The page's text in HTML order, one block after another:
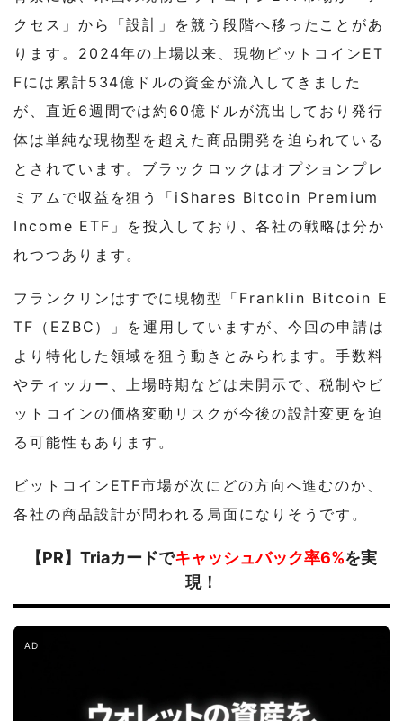
クセス」から「設計」を競う段階へ移ったことがあ
ります。2024年の上場以来、現物ビットコインET
Fには累計534億ドルの資金が流入してきました
が、直近6週間では約60億ドルが流出しており発行
体は単純な現物型を超えた商品開発を迫られている
とされています。ブラックロックはオプションプレ
ミアムで収益を狙う「iShares Bitcoin Premium
Income ETF」を投入しており、各社の戦略は分か
れつつあります。
フランクリンはすでに現物型「Franklin Bitcoin E
TF（EZBC）」を運用していますが、今回の申請は
より特化した領域を狙う動きとみられます。手数料
やティッカー、上場時期などは未開示で、税制やビ
ットコインの価格変動リスクが今後の設計変更を迫
る可能性もあります。
ビットコインETF市場が次にどの方向へ進むのか、
各社の商品設計が問われる局面になりそうです。
【PR】Triaカードでキャッシュバック率6%を実
現！
AD